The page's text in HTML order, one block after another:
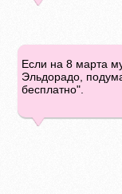
Если на 8 марта
Эльдорадо,
бесплатно".